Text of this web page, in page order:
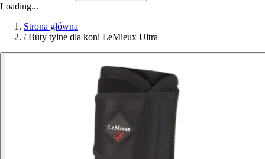
Loading...
Strona główna
/ Buty tylne dla koni LeMieux Ultra